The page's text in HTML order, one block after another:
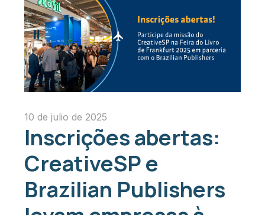
10 de julio de 2025
Inscrições abertas:
CreativeSP e
Brazilian Publishers